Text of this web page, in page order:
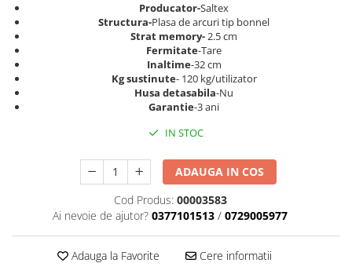
Saltele 160x200
Saltele 180x200
Top saltele
Top saltele 5 cm
Top saltele 10 cm
Saltele ieftine
Saltele cu plasa de arcuri
Saltele cu spuma
Dulap birou
Birouri
Scaune pentru birou
Scaune pentru vizitatori
Scaune manager
Scaune pentru bucatarie
Mobila bucatarie
Seturi mese si scaune bucatarie
Mobilier hol
Suporturi si rafturi pantofi
Producator-Saltex
Structura-Plasa de arcuri tip bonnel
Strat memory-2.5 cm
Fermitate-Tare
Inaltime-32 cm
Kg sustinute- 120 kg/utilizator
Husa detasabila-Nu
Garantie-3 ani
IN STOC
ADAUGA IN COS
Cod Produs: 00003583
Ai nevoie de ajutor? 0377101513 / 0729005977
Adauga la Favorite Cere informatii